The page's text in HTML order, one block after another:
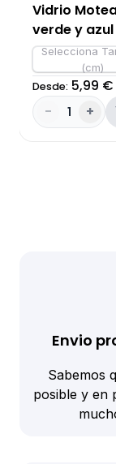
Vidrio
verde y azul
Selecciona
(cm)
Desde: 5,99 €
-
1 +
Envio
Sabemos
posible y en